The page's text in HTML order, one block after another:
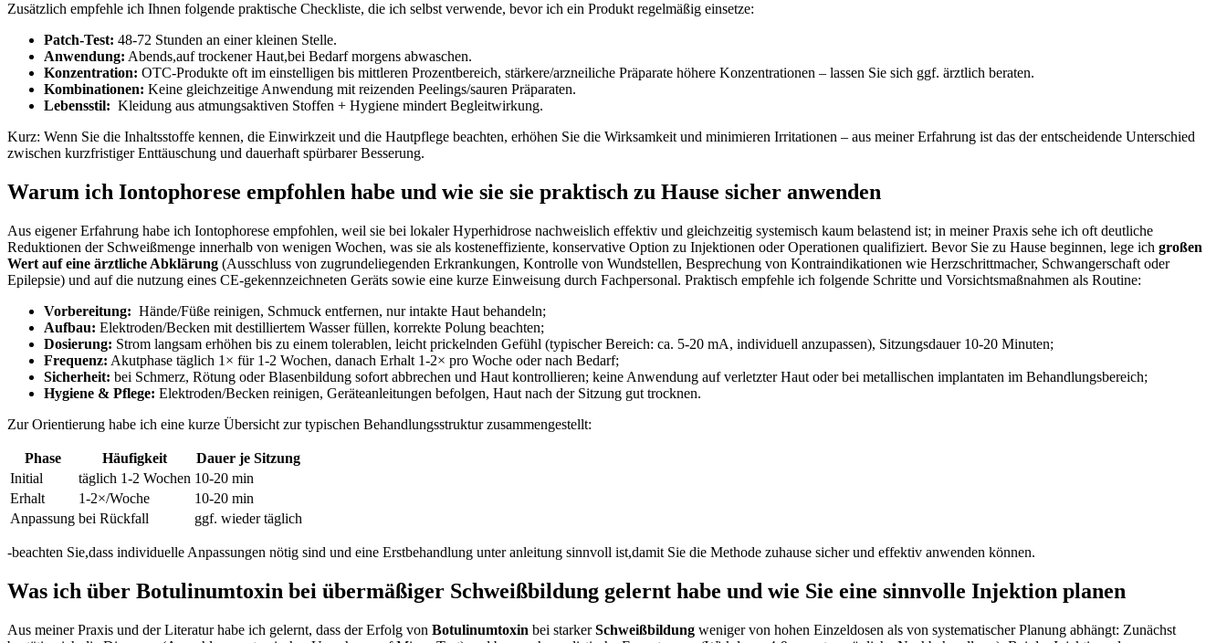
Zusätzlich empfehle ich Ihnen folgende praktische ⁣Checkliste, die ich selbst verwende, bevor ich ⁤ein Produkt⁣ regelmäßig einsetze: ​
Patch-Test: 48-72 Stunden an einer kleinen Stelle.
Anwendung: Abends,auf​ trockener Haut,bei Bedarf morgens abwaschen.
Konzentration: OTC-Produkte oft im einstelligen⁤ bis​ mittleren Prozentbereich, stärkere/arzneiliche Präparate höhere Konzentrationen – lassen Sie sich ​ggf. ⁢ärztlich beraten.
Kombinationen: Keine gleichzeitige Anwendung ‌mit reizenden Peelings/sauren Präparaten.
Lebensstil: ⁣ Kleidung aus‌ atmungsaktiven Stoffen + Hygiene mindert Begleitwirkung.
Kurz: Wenn Sie die Inhaltsstoffe kennen, die Einwirkzeit und die Hautpflege beachten, erhöhen Sie die Wirksamkeit und ⁢minimieren Irritationen – aus meiner Erfahrung ist das der entscheidende Unterschied
zwischen kurzfristiger Enttäuschung und dauerhaft spürbarer Besserung.
Warum ich ⁣Iontophorese empfohlen‌ habe und wie sie sie praktisch zu Hause⁢ sicher anwenden
Aus eigener Erfahrung⁣ habe ich Iontophorese empfohlen, weil sie bei lokaler Hyperhidrose nachweislich effektiv und gleichzeitig‌ systemisch kaum belastend ​ist; in meiner Praxis sehe ich oft deutliche
‍Reduktionen der‌ Schweißmenge innerhalb von wenigen ⁤Wochen, was sie‍ als kosteneffiziente, konservative Option zu Injektionen oder Operationen qualifiziert. Bevor Sie zu Hause beginnen, lege ich großen
Wert auf eine ärztliche Abklärung ​(Ausschluss​ von zugrundeliegenden Erkrankungen, Kontrolle von Wundstellen, Besprechung von Kontraindikationen⁤ wie Herzschrittmacher, Schwangerschaft oder
Epilepsie) ⁣und auf die nutzung eines CE-gekennzeichneten Geräts sowie‍ eine kurze Einweisung durch⁢ Fachpersonal. Praktisch empfehle ich folgende Schritte und Vorsichtsmaßnahmen als Routine:
Vorbereitung: ⁢ Hände/Füße⁢ reinigen, Schmuck entfernen, nur intakte⁢ Haut behandeln;
Aufbau: Elektroden/Becken mit ⁣destilliertem Wasser füllen, korrekte Polung beachten;
Dosierung: Strom langsam erhöhen bis⁤ zu einem tolerablen, leicht prickelnden Gefühl (typischer ‌Bereich: ca. 5-20 mA, individuell anzupassen), Sitzungsdauer 10-20 Minuten;
Frequenz: Akutphase täglich 1× für 1-2 Wochen, danach Erhalt 1-2× pro Woche oder nach Bedarf;
Sicherheit: ​bei Schmerz, Rötung oder Blasenbildung sofort abbrechen und Haut kontrollieren; keine Anwendung auf verletzter Haut oder bei metallischen implantaten im Behandlungsbereich;
Hygiene & Pflege: Elektroden/Becken reinigen, Geräteanleitungen befolgen, Haut nach der Sitzung gut trocknen.
Zur Orientierung habe ich eine ‌kurze Übersicht‍ zur typischen Behandlungsstruktur zusammengestellt:
Phase Häufigkeit
Dauer je Sitzung
Initial
täglich⁣ 1-2 Wochen 10-20 min
Erhalt
1-2×/Woche
10-20 min
Anpassung bei Rückfall ggf. wieder täglich
-beachten Sie,dass ⁢individuelle Anpassungen nötig sind und eine Erstbehandlung unter anleitung sinnvoll ist,damit⁤ Sie die Methode zuhause sicher und effektiv anwenden können.
Was ich über Botulinumtoxin bei übermäßiger Schweißbildung gelernt habe ‍und wie Sie eine sinnvolle Injektion planen
Aus meiner Praxis​ und der Literatur habe ich gelernt, dass der Erfolg von Botulinumtoxin bei⁣ starkerSchweißbildung weniger ‌von hohen Einzeldosen als von systematischer‍ Planung⁣ abhängt: Zunächst